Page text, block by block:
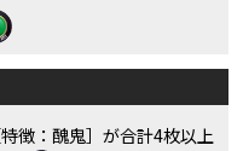
徴：醜鬼］が合計4枚以上